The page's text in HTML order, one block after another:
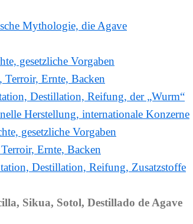
Mythologie, die Agave
gesetzliche Vorgaben
Ernte, Backen
Destillation, Reifung, der „Wurm“
Herstellung, internationale Konzerne
gesetzliche Vorgaben
Ernte, Backen
Destillation, Reifung, Zusatzstoffe
Sikua, Sotol, Destillado de Agave